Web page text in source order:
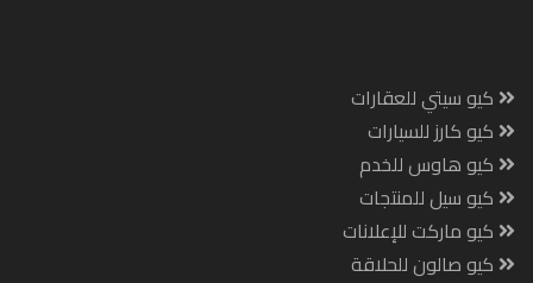
كيو سيتي للعقارات
كيو كارز للسيارات
كيو هاوس للخدم
كيو سيل للمنتجات
كيو ماركت للإعلانات
كيو صالون للحلاقة